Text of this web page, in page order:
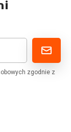
zgodnie z